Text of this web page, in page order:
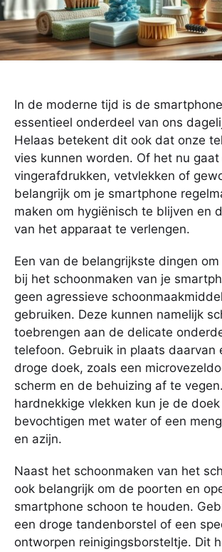
In de moderne tijd is de
essentieel onderdeel van ons
Helaas betekent dit ook dat onze
vies kunnen worden. Of het nu gaat
vingerafdrukken, vetvlekken of
belangrijk om je smartphone
maken om hygiënisch te blijven en
van het apparaat te verlengen.
Een van de belangrijkste dingen
bij het schoonmaken van je
geen agressieve
gebruiken. Deze kunnen namelijk
toebrengen aan de delicate
telefoon. Gebruik in plaats daarvan
droge doek, zoals een
scherm en de behuizing af te
hardnekkige vlekken kun je de
bevochtigen met water of een
en azijn.
Naast het schoonmaken van het
ook belangrijk om de poorten en
smartphone schoon te houden.
een droge tandenborstel of een
ontworpen reinigingsborsteltje. Dit